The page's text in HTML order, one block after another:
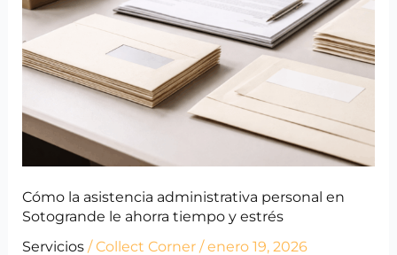
Cómo la asistencia administrativa personal en
Sotogrande le ahorra tiempo y estrés
Servicios/Collect Corner /enero 19, 2026
personal
en
Sotogrande
le
tiempo
y
estrés